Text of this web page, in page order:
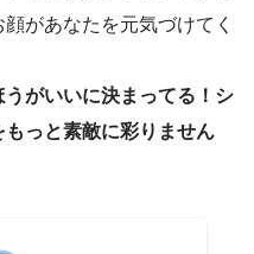
があなたを元気づけてく
がいいに決まってる！シ
っと素敵に彩りません